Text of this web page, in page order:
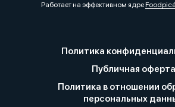
Работает на эффективном ядре
Политика
Публичная оферта
Политика в отношении
персональных